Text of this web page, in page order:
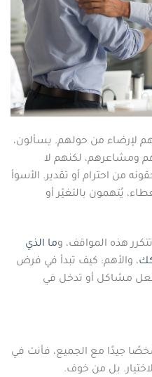
لإرضاء من حولهم. يسألون،
ومشاعرهم، لكنهم لا
من احترام أو تقدير. الأسوأ
يُتهمون بالتغيّر أو
هذه المواقف، وما الذي
، والأهم: كيف تبدأ في فرض
مشاكل أو تدخل في
جيدًا مع الجميع، فأنت في
بل من خوف.